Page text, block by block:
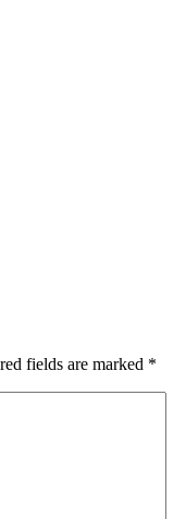
fields are marked *